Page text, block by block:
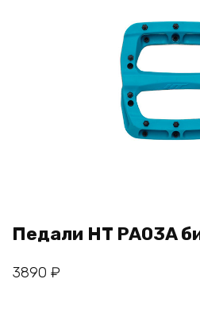
Педали HT PA03A
3890 ₽